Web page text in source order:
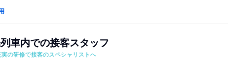
車内での接客スタッフ
の研修で接客のスペシャリストへ